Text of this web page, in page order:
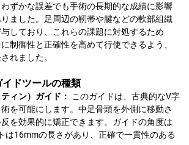
ずかな誤差でも手術の長期的な成績に影響
ました。足周辺の靭帯や腱などの軟部組織
しており、これらの課題に対処するため
制御性と正確性を高めて行使できるよう、
れました。
ドツールの種類
ィン）ガイド：
このガイドは、古典的なV字
を可能にします。中足骨頭を外側に移動さ
を効果的に矯正できます。ガイドの角度は
は16mmの長さがあり、正確で一貫性のある